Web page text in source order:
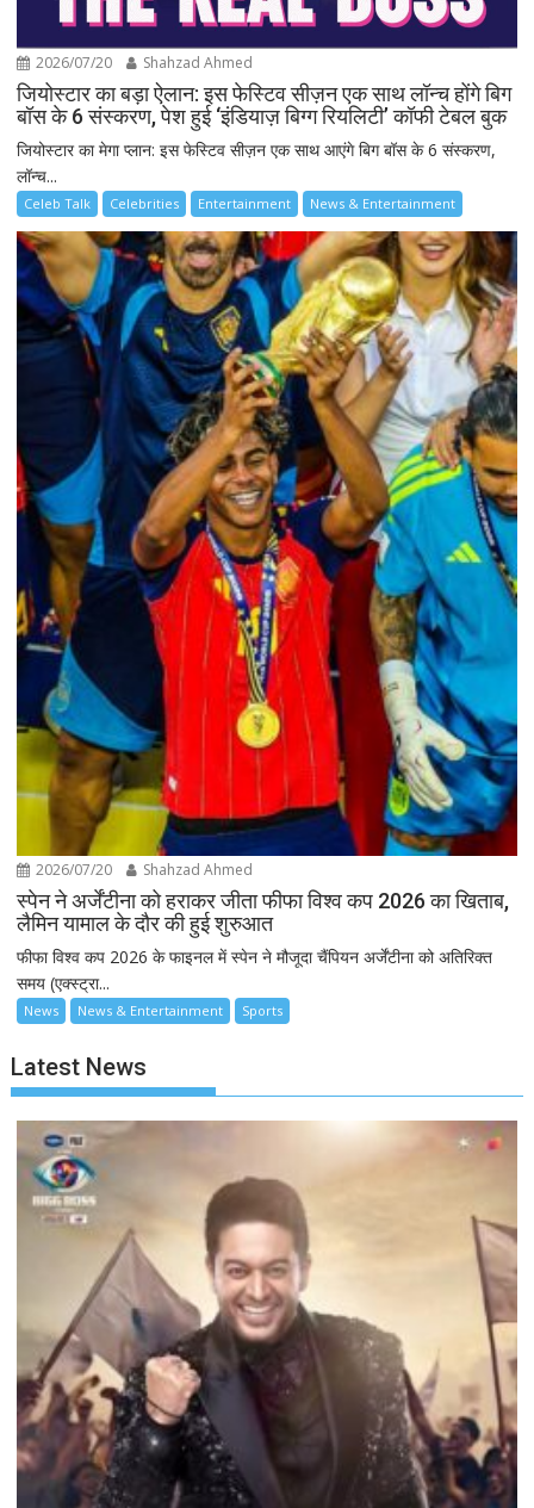
2026/07/20 Shahzad Ahmed
जियोस्टार का बड़ा ऐलान: इस फेस्टिव सीज़न एक साथ लॉन्च होंगे बिग
बॉस के 6 संस्करण, पेश हुई ‘इंडियाज़ बिग्ग रियलिटी’ कॉफी टेबल बुक
जियोस्टार का मेगा प्लान: इस फेस्टिव सीज़न एक साथ आएंगे बिग बॉस के 6 संस्करण,
लॉन्च...
Celeb Talk Celebrities Entertainment News & Entertainment
2026/07/20 Shahzad Ahmed
स्पेन ने अर्जेंटीना को हराकर जीता फीफा विश्व कप 2026 का खिताब,
लैमिन यामाल के दौर की हुई शुरुआत
फीफा विश्व कप 2026 के फाइनल में स्पेन ने मौजूदा चैंपियन अर्जेंटीना को अतिरिक्त
समय (एक्स्ट्रा...
News News & Entertainment Sports
Latest News